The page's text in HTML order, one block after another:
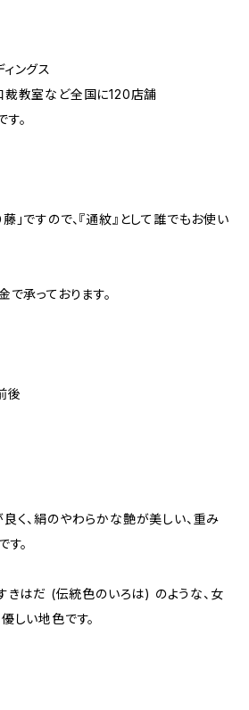
ングス
裁教室など全国に120店舗
。
」ですので、『通紋』として誰でもお使い
で承っております。
後
く、絹のやわらかな艶が美しい、重み
。
きはだ (伝統色のいろは) のような、女
しい地色です。